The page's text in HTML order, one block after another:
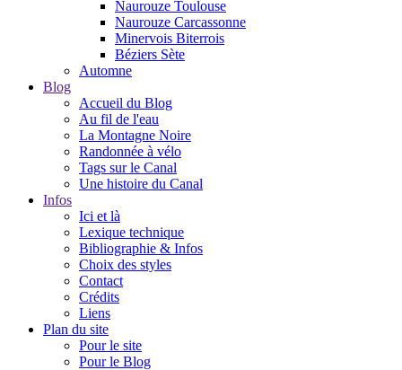
Naurouze Toulouse
Naurouze Carcassonne
Minervois Biterrois
Béziers Sète
Automne
Blog
Accueil du Blog
Au fil de l'eau
La Montagne Noire
Randonnée à vélo
Tags sur le Canal
Une histoire du Canal
Infos
Ici et là
Lexique technique
Bibliographie & Infos
Choix des styles
Contact
Crédits
Liens
Plan du site
Pour le site
Pour le Blog